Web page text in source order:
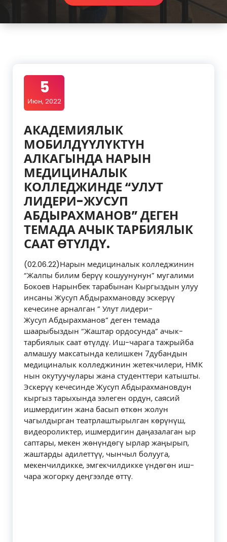
5
Июн, 2022
АКАДЕМИЯЛЫК
МОБИЛДҮҮЛҮКТҮН
АЛКАГЫНДА НАРЫН
МЕДИЦИНАЛЫК
КОЛЛЕДЖИНДЕ “УЛУТ
ЛИДЕРИ-ЖУСУП
АБДЫРАХМАНОВ” ДЕГЕН
ТЕМАДА АЧЫК ТАРБИЯЛЫК
СААТ ӨТҮЛДҮ.
(02.06.22)Нарын медициналык колледжинин
“Жалпы билим берүү кошуунунун” мугалими
Бокоев Нарынбек тарабынан Кыргыздын улуу
инсаны Жусуп Абдырахмановду эскерүү
кечесине арналган ” Улут лидери-
Жусуп Абдырахманов” деген темада
шаарыбыздын “Жаштар ордосунда” ачык-
тарбиялык саат өтүлдү. Иш-чарага тажрыйба
алмашуу максатында келишкен 7дубандын
медициналык колледжинин жетекчилери, НМК
нын окутуучулары жана студенттери катышты.
Эскерүү кечесинде Жусуп Абдырахмановдун
кыргыз тарыхында ээлеген ордун, саясий
ишмердигин жана басып өткөн жолун
чагылдырган театрлаштырылган көрүнүш,
видеороликтер, ишмердигин даңазалаган ыр
саптары, мекен жөнүндөгү ырлар жаңырып,
жаштарды адилеттүү, чынчыл болууга,
мекенчилдикке, эмгекчилдикке үндөгөн иш-
чара жогорку деңгээлде өттү.